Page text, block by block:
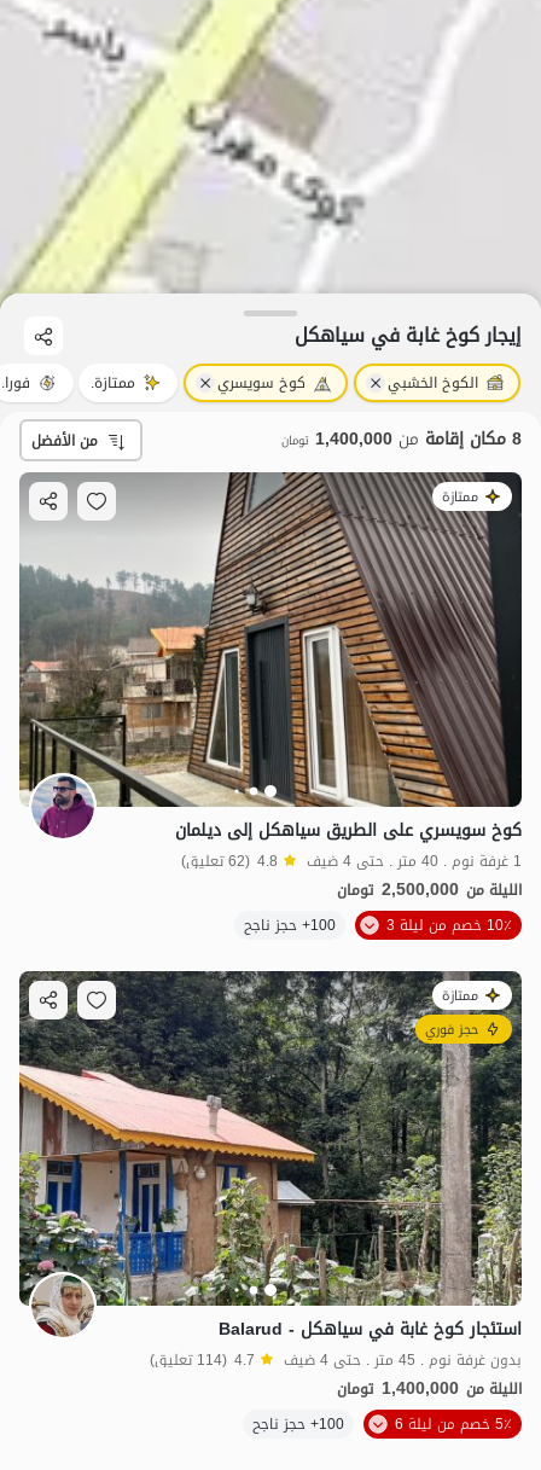
إيجار كوخ غابة في سیاهکل
الكوخ الخشبي كوخ سويسري ممتازة. فورا.
8 مكان إقامة من 1,400,000 تومان من الأفضل
ممتازة
كوخ سويسري على الطريق سیاهکل إلى ديلمان
1 غرفة نوم . 40 متر . حتى 4 ضيف 4.8 (62 تعليق)
الليلة من 2,500,000 تومان
10٪ خصم من ليلة 3
100+ حجز ناجح
ممتازة
حجز فوري
استئجار كوخ غابة في سياهکل - Balarud
بدون غرفة نوم . 45 متر . حتى 4 ضيف 4.7 (114 تعليق)
الليلة من 1,400,000 تومان
5٪ خصم من ليلة 6
100+ حجز ناجح